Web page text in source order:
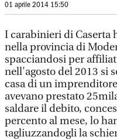
01 aprile 2014 15:50
I carabinieri di Caserta
nella provincia di
spacciandosi per
nell'agosto del 2013 si
casa di un
avevano prestato
saldare il debito,
percento al mese, lo
tagliuzzandogli la